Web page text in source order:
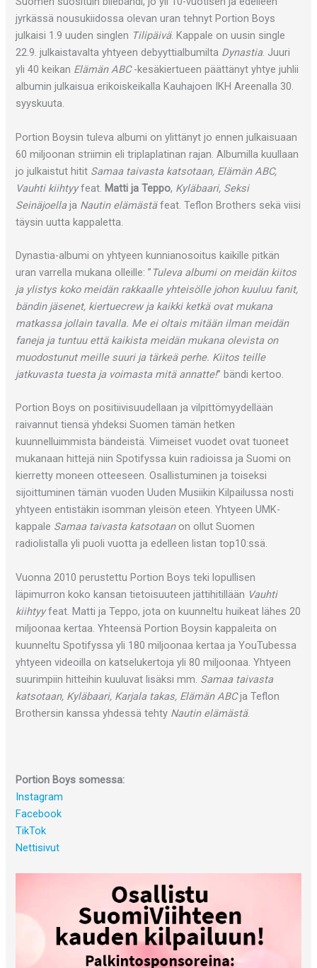
jyrkässä nousukiidossa olevan uran tehnyt Portion Boys
julkaisi 1.9 uuden singlen Tilipäivä. Kappale on uusin single
22.9. julkaistavalta yhtyeen debyyttialbumilta Dynastia. Juuri
yli 40 keikan Elämän ABC-kesäkiertueen päättänyt yhtye juhlii
albumin julkaisua erikoiskeikalla Kauhajoen IKH Areenalla 30.
syyskuuta.
Portion Boysin tuleva albumi on ylittänyt jo ennen julkaisuaan
60 miljoonan striimin eli triplaplatinan rajan. Albumilla kuullaan
jo julkaistut hitit Samaa taivasta katsotaan, Elämän ABC,
Vauhti kiihtyyfeat. Matti ja Teppo, Kyläbaari, Seksi
Seinäjoella ja Nautin elämästäfeat. Teflon Brothers sekä viisi
täysin uutta kappaletta.
Dynastia-albumi on yhtyeen kunnianosoitus kaikille pitkän
uran varrella mukana olleille: ” Tuleva albumi on meidän kiitos
ja ylistys koko meidän rakkaalle yhteisölle johon kuuluu fanit,
bändin jäsenet, kiertuecrew ja kaikki ketkä ovat mukana
matkassa jollain tavalla. Me ei oltais mitään ilman meidän
faneja ja tuntuu että kaikista meidän mukana olevista on
muodostunut meille suuri ja tärkeä perhe. Kiitos teille
jatkuvasta tuesta ja voimasta mitä annatte!” bändi kertoo.
Portion Boys on positiivisuudellaan ja vilpittömyydellään
raivannut tiensä yhdeksi Suomen tämän hetken
kuunnelluimmista bändeistä. Viimeiset vuodet ovat tuoneet
mukanaan hittejä niin Spotifyssa kuin radioissa ja Suomi on
kierretty moneen otteeseen. Osallistuminen ja toiseksi
sijoittuminen tämän vuoden Uuden Musiikin Kilpailussa nosti
yhtyeen entistäkin isomman yleisön eteen. Yhtyeen UMK-
kappale Samaa taivasta katsotaanon ollut Suomen
radiolistalla yli puoli vuotta ja edelleen listan top10:ssä.
Vuonna 2010 perustettu Portion Boys teki lopullisen
läpimurron koko kansan tietoisuuteen jättihitillään Vauhti
kiihtyyfeat. Matti ja Teppo, jota on kuunneltu huikeat lähes 20
miljoonaa kertaa. Yhteensä Portion Boysin kappaleita on
kuunneltu Spotifyssa yli 180 miljoonaa kertaa ja YouTubessa
yhtyeen videoilla on katselukertoja yli 80 miljoonaa. Yhtyeen
suurimpiin hitteihin kuuluvat lisäksi mm. Samaa taivasta
katsotaan, Kyläbaari, Karjala takas, Elämän ABCja Teflon
Brothersin kanssa yhdessä tehty Nautin elämästä.
Portion Boys somessa:
Instagram
Facebook
TikTok
Nettisivut